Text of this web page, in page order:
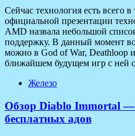
Сейчас технология есть всего
официальной презентации
AMD назвала небольшой
поддержку. В данный момент
можно в God of War, Deathloop
ближайшем будущем игр с ней
Железо
Обзор Diablo Immortal —
бесплатных адов